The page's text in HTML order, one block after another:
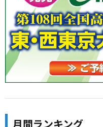
月間ランキング